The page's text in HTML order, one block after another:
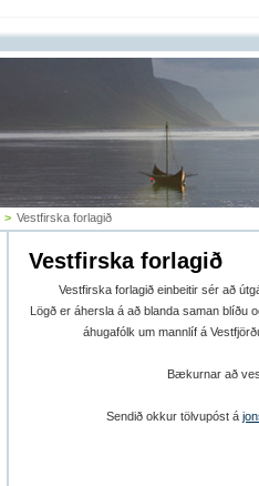
> Vestfirska forlagið
Vestfirska forlagið
Vestfirska forlagið einbeitir sér að
Lögð er áhersla á að blanda saman blíðu
áhugafólk um mannlíf á
Bækurnar að
Sendið okkur tölvupóst á